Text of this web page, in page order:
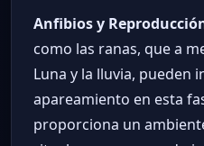
Anfibios y
como las ranas, que a
Luna y la lluvia, pueden
apareamiento en esta
proporciona un